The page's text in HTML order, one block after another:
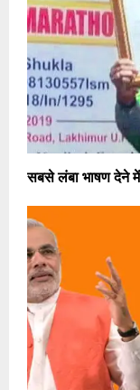
सबसे लंबा भाषण देने में